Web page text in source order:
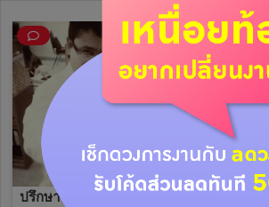
ปรึกษาปัญหาชีวิต 1 คำถาม
ดูดวง 1